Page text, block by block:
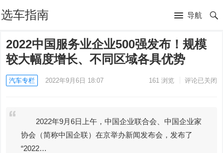
选车指南 导航
2022中国服务业企业500强发布！规模
较大幅度增长、不同区域各具优势
汽车专栏 2022年9月6日 18:07 161浏览 评论已关闭
2022年9月6日上午，中国企业联合会、中国企业家
协会（简称中国企联）在京举办新闻发布会，发布了
“2022…